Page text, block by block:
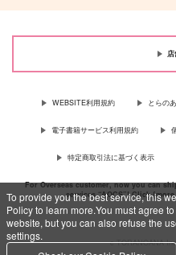
To provide you the best service, this
Policy to learn more.You must agree
website, but you can also refuse the
settings.
WEBSITE利用規約 とらの
電子書籍サービス利用規約
特定商取引法に基づく表示
For Overseas customer, now you can
services “AOCS”! Click
c TORANOANA